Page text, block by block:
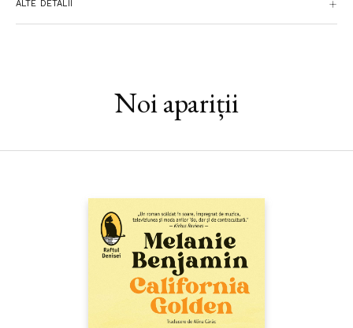
propria istorie și cu propriile întrebări despre cum poate fi
ALTE DETALII
Noi apariții